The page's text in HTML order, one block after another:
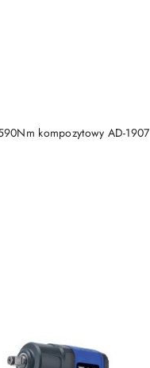
kompozytowy AD-1907